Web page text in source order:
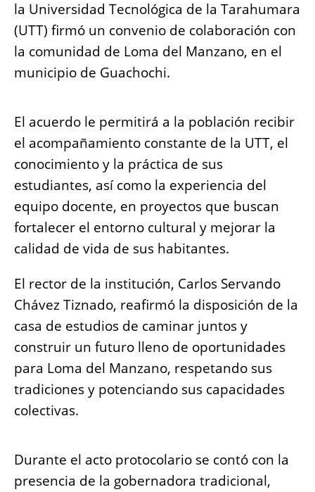
k
la Universidad Tecnológica de la Tarahumara
(UTT) firmó un convenio de colaboración con
la comunidad de Loma del Manzano, en el
municipio de Guachochi.
El acuerdo le permitirá a la población recibir
el acompañamiento constante de la UTT, el
conocimiento y la práctica de sus
estudiantes, así como la experiencia del
equipo docente, en proyectos que buscan
fortalecer el entorno cultural y mejorar la
calidad de vida de sus habitantes.
El rector de la institución, Carlos Servando
Chávez Tiznado, reafirmó la disposición de la
casa de estudios de caminar juntos y
construir un futuro lleno de oportunidades
para Loma del Manzano, respetando sus
tradiciones y potenciando sus capacidades
colectivas.
Durante el acto protocolario se contó con la
presencia de la gobernadora tradicional,